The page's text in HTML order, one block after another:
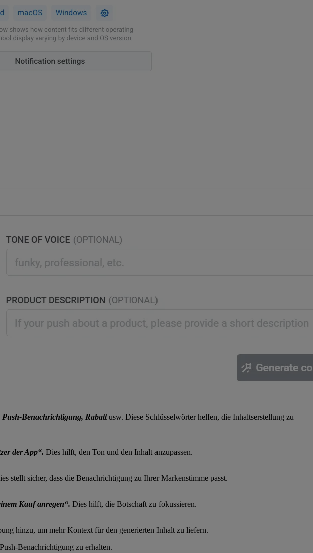
Push-Benachrichtigung, Rabattusw. Diese Schlüsselwörter helfen, die Inhaltserstellung zu
der App“. Dies hilft, den Ton und den Inhalt anzupassen.
stellt sicher, dass die Benachrichtigung zu Ihrer Markenstimme passt.
Kauf anregen“. Dies hilft, die Botschaft zu fokussieren.
hinzu, um mehr Kontext für den generierten Inhalt zu liefern.
Benachrichtigung zu erhalten.